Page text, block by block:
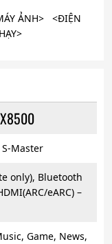
ẢNH> <ĐIỆN
Master
only), Bluetooth
eARC) –
Game, News,